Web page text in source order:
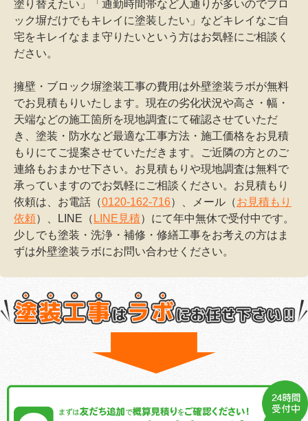
塗り替えたい」「通勤時間帯など人通りが多いのでブロ
ック塀だけでもキレイに塗装したい」などキレイなご自
宅をキレイなまま守りたいという方はお気軽にご相談く
ださい。
擁壁・ブロック塀塗装工事の費用は外壁塗装ラボが無料
でお見積もりいたします。現在の劣化状況や高さ・幅・
天端などの施工箇所を現地調査にて確認させていただ
き、塗装・防水など最適な工事方法・施工価格をお見積
もりにてご提案させていただきます。ご近隣の方とのご
連絡もおまかせ下さい。お見積もりや現地調査は無料で
承っていますのでお気軽にご相談ください。お見積もり
依頼は、お電話（0120-162-716）、メール（お見積もり
依頼）、LINE（ LINE見積）にて年中無休で受付中です。
少しでも塗装・洗浄・補修・修繕工事をお考えの方はま
ずは外壁塗装ラボにお問い合わせください。